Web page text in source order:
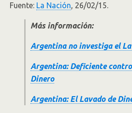
Fuente: La Nación, 26/02/15.
Más información:
Argentina no investiga el
Argentina: Deficiente
Dinero
Argentina: El Lavado de